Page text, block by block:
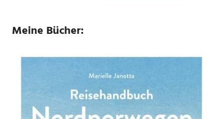
Meine Bücher: